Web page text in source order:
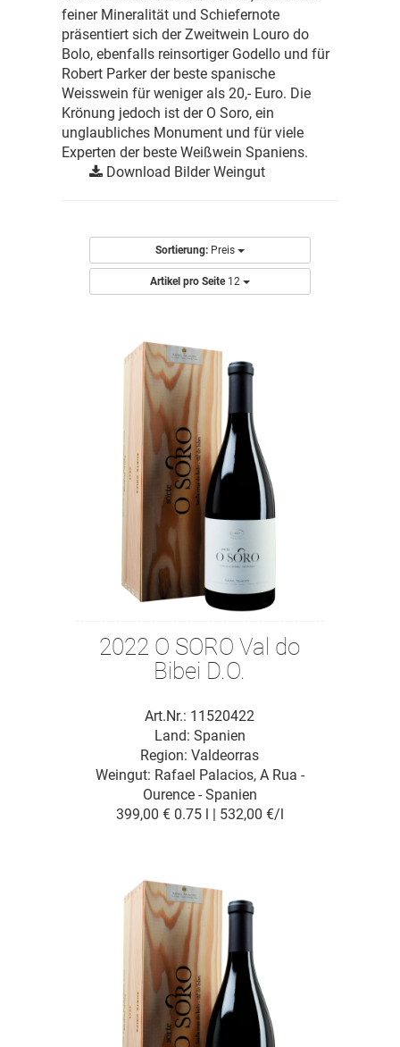
feiner Mineralität und Schiefernote
präsentiert sich der Zweitwein Louro do
Bolo, ebenfalls reinsortiger Godello und für
Robert Parker der beste spanische
Weisswein für weniger als 20,- Euro. Die
Krönung jedoch ist der O Soro, ein
unglaubliches Monument und für viele
Experten der beste Weißwein Spaniens.
Download Bilder Weingut
Sortierung: Preis
Artikel pro Seite 12
2022 O SORO Val do
Bibei D.O.
Art.Nr.: 11520422
Weingut: Rafael Palacios, A Rua -
Ourence - Spanien
Land: Spanien
Region: Valdeorras
399,00 € 0.75 l | 532,00 €/l